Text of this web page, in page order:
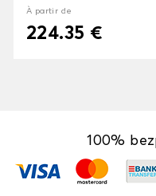
À partir de
224.35 €
100%